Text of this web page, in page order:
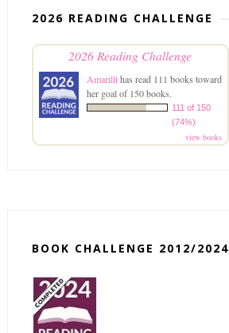
2026 READING CHALLENGE
2026 Reading Challenge
Amarillihas read 111 books toward
her goal of 150 books.
111 of 150
(74%)
view books
BOOK CHALLENGE 2012/2024